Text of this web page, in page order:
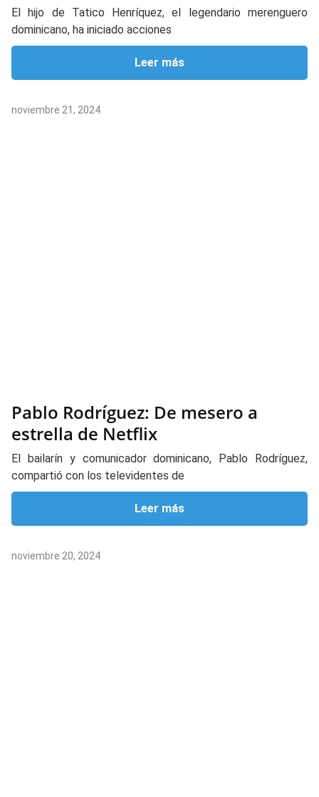
El hijo de Tatico Henríquez, el legendario merenguero
dominicano, ha iniciado acciones
Leer más
noviembre 21, 2024
Pablo Rodríguez: De mesero a
estrella de Netflix
El bailarín y comunicador dominicano, Pablo Rodríguez,
compartió con los televidentes de
Leer más
noviembre 20, 2024